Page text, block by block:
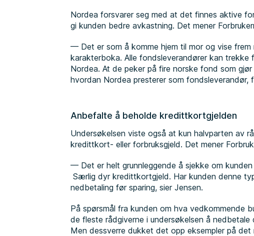
Nordea forsvarer seg med at det finnes aktive
gi kunden bedre avkastning. Det mener
— Det er som å komme hjem til mor og vise
karakterboka. Alle fondsleverandører kan
Nordea. At de peker på fire norske fond som
hvordan Nordea presterer som fondsleverandør,
Anbefalte å beholde kredittkortgjelden
Undersøkelsen viste også at kun halvparten av
kredittkort- eller forbruksgjeld. Det mener
— Det er helt grunnleggende å sjekke om
Særlig dyr kredittkortgjeld. Har kunden denne
nedbetaling før sparing, sier Jensen.
På spørsmål fra kunden om hva vedkommende
de fleste rådgiverne i undersøkelsen å
Men dessverre dukket det opp eksempler på